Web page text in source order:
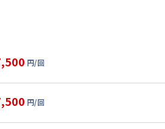
円/回
抜)
円/回